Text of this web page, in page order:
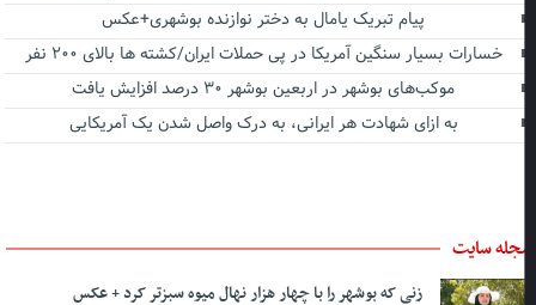
پیام تبریک یامال به دختر نوازنده بوشهری+عکس
خسارات بسیار سنگین آمریکا در پی حملات ایران/کشته ها بالای ۲۰۰ نفر
موکب‌های بوشهر در اربعین بوشهر ۳۰ درصد افزایش یافت
به ازای شهادت هر ایرانی، به درک واصل شدن یک آمریکایی
سایت
زنی که بوشهر را با چهار هزار نهال میوه سبزتر کرد + عکس